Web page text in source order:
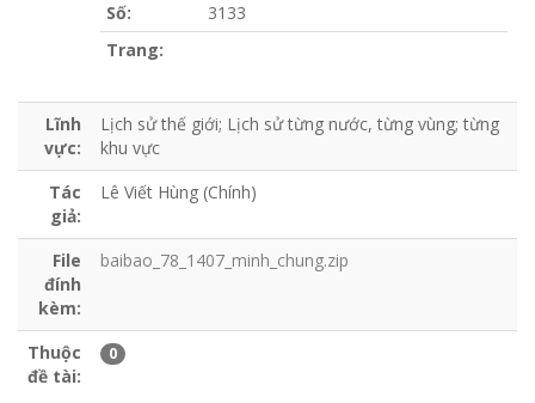
Số:
3133
Trang:
Lĩnh
vực:
Lịch sử thế giới; Lịch sử từng nước, từng vùng; từng
khu vực
Tác
giả:
Lê Viết Hùng (Chính)
File
đính
kèm:
baibao_78_1407_minh_chung.zip
Thuộc
đề tài:
0